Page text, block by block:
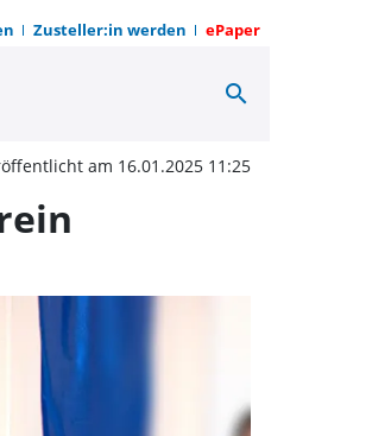
Zusteller:in werden ePaper
zum
search
am 16.01.2025 11:25